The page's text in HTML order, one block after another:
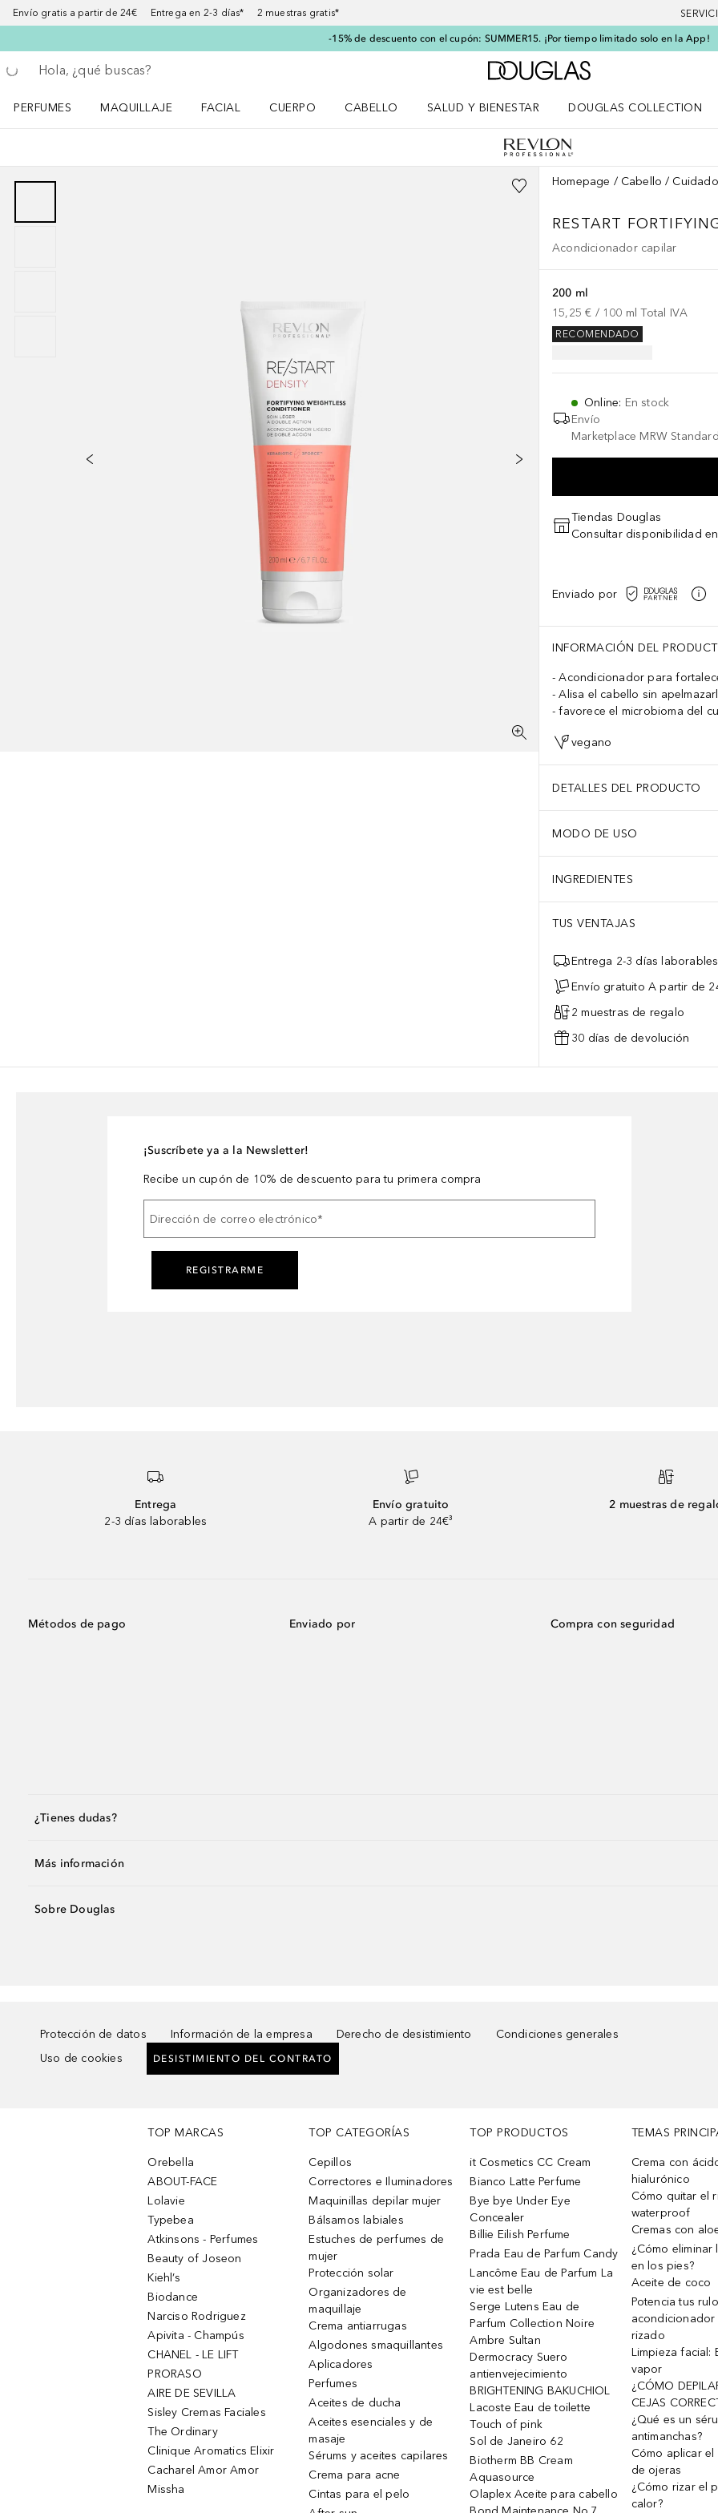
Envío gratis a partir de 24€ Entrega en 2-3 días* 2 muestras gratis*
-15% de descuento con el cupón: SUMMER15. ¡Por tiempo limitado solo en la App!
Regresar
Ejecutar búsqueda
A Douglas Home
PERFUMES
MAQUILLAJE
FACIAL
CUERPO
CABELLO
SALUD Y BIENESTAR
DOUGLAS COLLECTION
Homepage Cabello
RESTART
Acondicionador capilar
200 ml
15,25 € / 100 ml Total IVA
RECOMENDADO
Online: En stock
Envío
Marketplace MRW
Tiendas Douglas
Consultar disponibilidad
Enviado por
INFORMACIÓN DEL
Acondicionador para
Alisa el cabello sin
favorece el microbioma del
vegano
DETALLES DEL PRODUCTO
MODO DE USO
INGREDIENTES
TUS VENTAJAS
Entrega 2-3 días laborables
Envío gratuito A partir de
2 muestras de regalo
30 días de devolución
¡Suscríbete ya a la Newsletter!
Recibe un cupón de 10% de descuento para tu primera compra
Dirección de correo electrónico*
REGISTRARME
Entrega
2-3 días laborables
Envío gratuito
A partir de 24€³
2 muestras de
Métodos de pago Enviado por Compra con seguridad
¿Tienes dudas?
Más información
Sobre Douglas
Protección de datos Información de la empresa Derecho de desistimiento
Condiciones generales
Uso de cookies
DESISTIMIENTO DEL CONTRATO
TOP MARCAS
Orebella
ABOUT-FACE
Lolavie
Typebea
Atkinsons - Perfumes
Beauty of Joseon
Kiehl’s
Biodance
Narciso Rodriguez
Apivita - Champús
CHANEL - LE LIFT
PRORASO
AIRE DE SEVILLA
Sisley Cremas Faciales
The Ordinary
Clinique Aromatics Elixir
Cacharel Amor Amor
Missha
TOP CATEGORÍAS
Cepillos
Correctores e Iluminadores
Maquinillas depilar mujer
Bálsamos labiales
Estuches de perfumes de
mujer
Protección solar
Organizadores de
maquillaje
Crema antiarrugas
Algodones smaquillantes
Aplicadores
Perfumes
Aceites de ducha
Aceites esenciales y de
masaje
Sérums y aceites capilares
Crema para acne
Cintas para el pelo
TOP PRODUCTOS
it Cosmetics CC Cream
Bianco Latte Perfume
Bye bye Under Eye
Concealer
Billie Eilish Perfume
Prada Eau de Parfum Candy
Lancôme Eau de Parfum La
vie est belle
Serge Lutens Eau de
Parfum Collection Noire
Ambre Sultan
Dermocracy Suero
antienvejecimiento
BRIGHTENING BAKUCHIOL
Lacoste Eau de toilette
Touch of pink
Sol de Janeiro 62
Biotherm BB Cream
Aquasource
Olaplex Aceite para cabello
TEMAS
Crema con
hialurónico
Cómo quitar el
waterproof
Cremas con
¿Cómo eliminar
en los pies?
Aceite de coco
Potencia tus
rizado
Limpieza facial:
vapor
¿CÓMO
CEJAS
¿Qué es un
antimanchas?
Cómo aplicar
de ojeras
¿Cómo rizar el
calor?